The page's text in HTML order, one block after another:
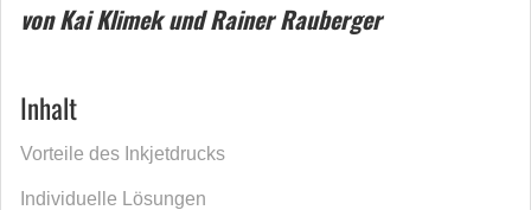
von Kai Klimek und Rainer Rauberger
Inhalt
Vorteile des Inkjetdrucks
Individuelle Lösungen